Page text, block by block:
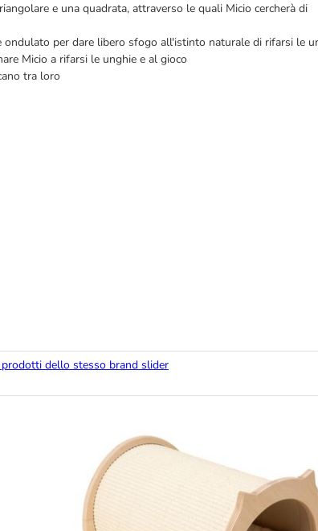
e una quadrata, attraverso le quali Micio cercherà di
ondulato per dare libero sfogo all'istinto naturale di rifarsi le
Micio a rifarsi le unghie e al gioco
tra loro
dello stesso brand slider